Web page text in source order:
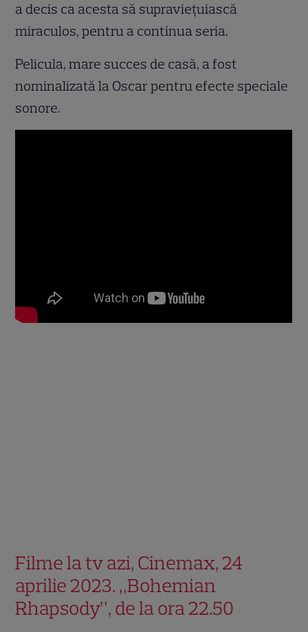
a decis ca acesta să supravieţuiască
miraculos, pentru a continua seria.
Pelicula, mare succes de casă, a fost
nominalizată la Oscar pentru efecte speciale
sonore.
Filme la tv azi, Cinemax, 24
aprilie 2023. „Bohemian
Rhapsody”, de la ora 22.50